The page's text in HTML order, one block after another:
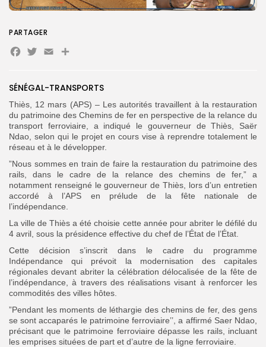
Search
for:
Search
Button
FR
SÉNÉGAL-TRANSPORTS
Thiès, 12 mars (APS) – Les autorités travaillent à la restauration
du patrimoine des Chemins de fer en perspective de la relance du
transport ferroviaire, a indiqué le gouverneur de Thiès, Saër
Ndao, selon qui le projet en cours vise à reprendre totalement le
réseau et à le développer.
”Nous sommes en train de faire la restauration du patrimoine des
rails, dans le cadre de la relance des chemins de fer,” a
notamment renseigné le gouverneur de Thiès, lors d’un entretien
accordé à l’APS en prélude de la fête nationale de
l’indépendance.
La ville de Thiès a été choisie cette année pour abriter le défilé du
4 avril, sous la présidence effective du chef de l’État de l’État.
Cette décision s’inscrit dans le cadre du programme
Indépendance qui prévoit la modernisation des capitales
régionales devant abriter la célébration délocalisée de la fête de
l’indépendance, à travers des réalisations visant à renforcer les
commodités des villes hôtes.
”Pendant les moments de léthargie des chemins de fer, des gens
se sont accaparés le patrimoine ferroviaire’’, a affirmé Saer Ndao,
précisant que le patrimoine ferroviaire dépasse les rails, incluant
les emprises situées de part et d’autre de la ligne ferroviaire.
PARTAGER
Facebook
Twitter
EmailPartager